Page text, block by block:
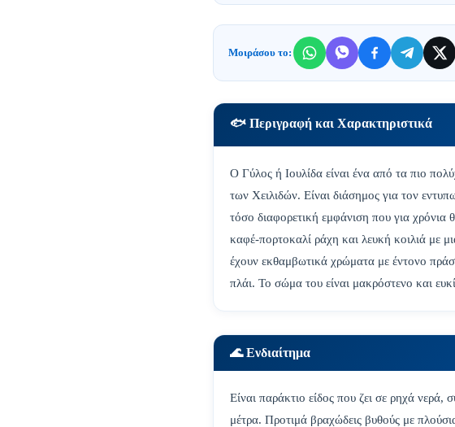
Μοιράσου το:
🐟 Περιγραφή και Χαρακτηριστικά
Ο Γύλος ή Ιουλίδα είναι ένα από τα πιο
των Χειλιδών. Είναι διάσημος για τον
τόσο διαφορετική εμφάνιση που για
καφέ-πορτοκαλί ράχη και λευκή κοιλιά με
έχουν εκθαμβωτικά χρώματα με έντονο
πλάι. Το σώμα του είναι μακρόστενο και
🌊 Ενδιαίτημα
Είναι παράκτιο είδος που ζει σε ρηχά
μέτρα. Προτιμά βραχώδεις βυθούς με